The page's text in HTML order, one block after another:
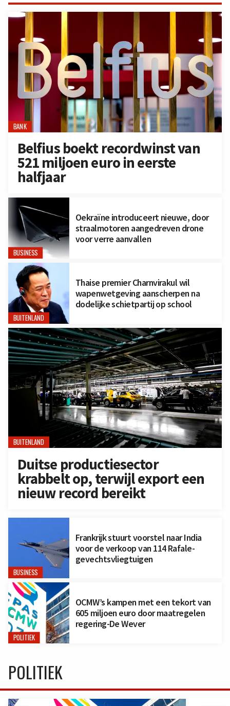
BANK
Belfius boekt recordwinst van
521 miljoen euro in eerste
halfjaar
BUSINESS
Oekraïne introduceert nieuwe, door
straalmotoren aangedreven drone
voor verre aanvallen
BUITENLAND
Thaise premier Charnvirakul wil
wapenwetgeving aanscherpen na
dodelijke schietpartij op school
BUITENLAND
Duitse productiesector
krabbelt op, terwijl export een
nieuw record bereikt
BUSINESS
Frankrijk stuurt voorstel naar India
voor de verkoop van 114 Rafale-
gevechtsvliegtuigen
POLITIEK
OCMW’s kampen met een tekort van
605 miljoen euro door maatregelen
regering-De Wever
POLITIEK